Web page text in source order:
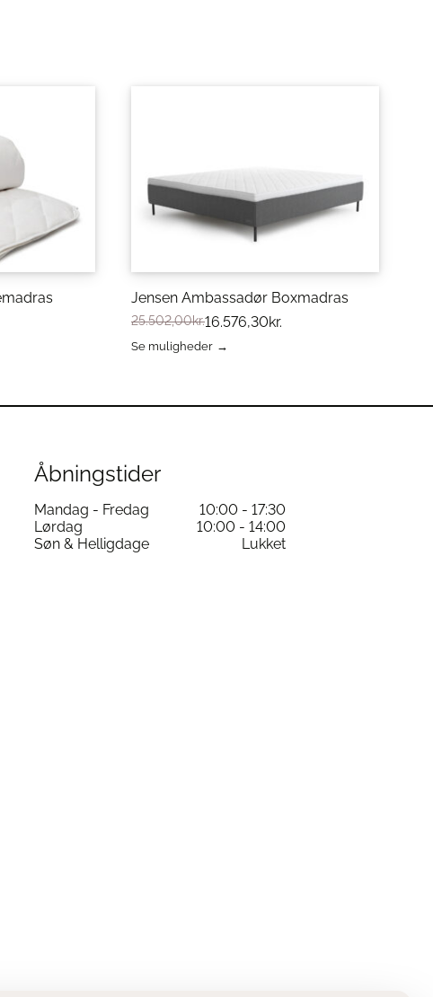
Jensen Ambassadør Boxmadras
25.502,00kr.16.576,30kr.
Se muligheder
flere
kan
vælges
varesiden
Åbningstider
Mandag - Fredag
10:00 - 17:30
Lørdag
10:00 - 14:00
Søn & Helligdage
Lukket